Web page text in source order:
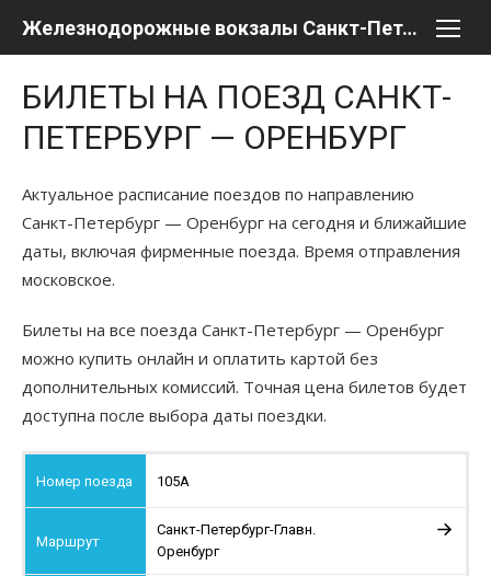
Железнодорожные вокзалы Санкт-Петербурга
БИЛЕТЫ НА ПОЕЗД САНКТ-
ПЕТЕРБУРГ — ОРЕНБУРГ
Актуальное расписание поездов по направлению
Санкт-Петербург — Оренбург на сегодня и ближайшие
даты, включая фирменные поезда. Время отправления
московское.
Билеты на все поезда Санкт-Петербург — Оренбург
можно купить онлайн и оплатить картой без
дополнительных комиссий. Точная цена билетов будет
доступна после выбора даты поездки.
105А
Санкт-Петербург-Главн.
Оренбург